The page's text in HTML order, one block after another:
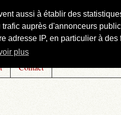
aussi à établir des
auprès d'annonceurs
IP, en particulier à
plus
Contact